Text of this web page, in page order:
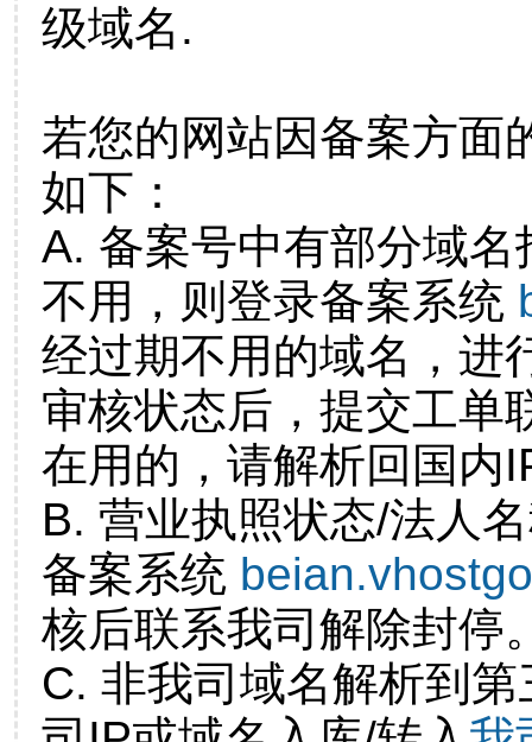
级域名.
若您的网站因备案方面
如下：
A. 备案号中有部分域
不用，则登录备案系统
经过期不用的域名，进
审核状态后，提交工单
在用的，请解析回国内
B. 营业执照状态/法人
备案系统
核后联系我司解除封停
C. 非我司域名解析到